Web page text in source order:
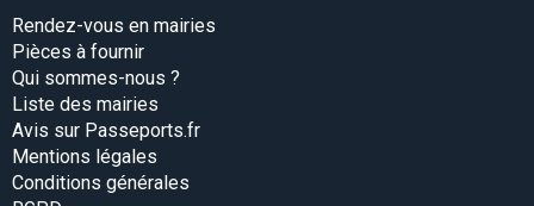
Rendez-vous en mairies
Pièces à fournir
Qui sommes-nous ?
Liste des mairies
Avis sur Passeports.fr
Mentions légales
Conditions générales